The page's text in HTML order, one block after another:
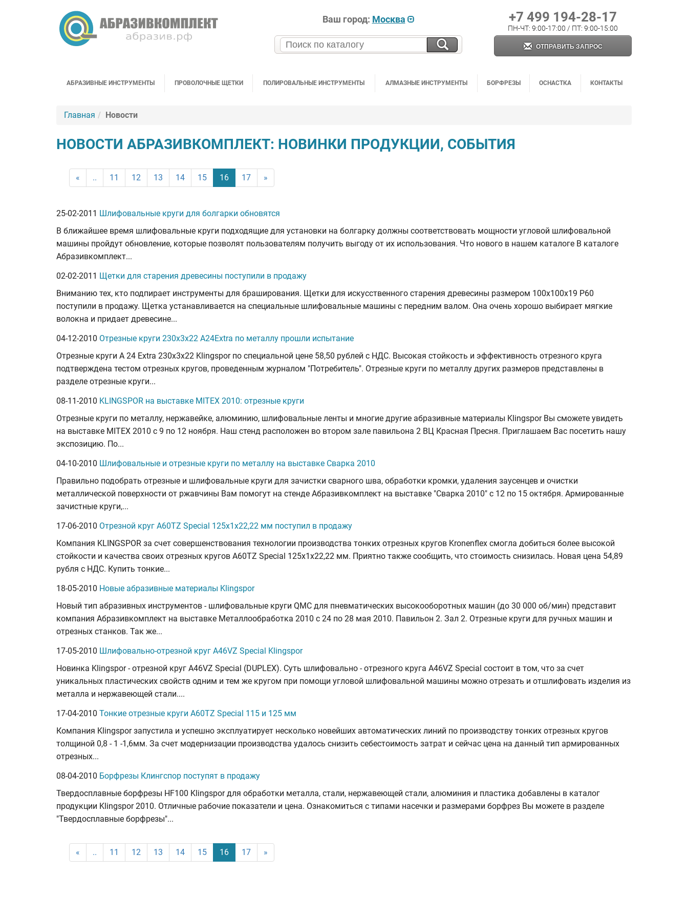
Ваш город: Москва +7 499 194-28-17
ПН-ЧТ: 9:00-17:00 / ПТ: 9:00-15:00
ОТПРАВИТЬ ЗАПРОС
АБРАЗИВНЫЕ ИНСТРУМЕНТЫ ПРОВОЛОЧНЫЕ ЩЕТКИ ПОЛИРОВАЛЬНЫЕ ИНСТРУМЕНТЫ АЛМАЗНЫЕ ИНСТРУМЕНТЫ БОРФРЕЗЫ ОСНАСТКА КОНТАКТЫ
Главная Новости
НОВОСТИ АБРАЗИВКОМПЛЕКТ: НОВИНКИ ПРОДУКЦИИ, СОБЫТИЯ
« .. 11 12 13 14 15 16(current)
17 »
25-02-2011 Шлифовальные круги для болгарки обновятся
В ближайшее время шлифовальные круги подходящие для установки на болгарку должны соответствовать мощности угловой шлифовальной
машины пройдут обновление, которые позволят пользователям получить выгоду от их использования. Что нового в нашем каталоге В каталоге
Абразивкомплект...
02-02-2011 Щетки для старения древесины поступили в продажу
Вниманию тех, кто подпирает инструменты для браширования. Щетки для искусственного старения древесины размером 100х100х19 P60
поступили в продажу. Щетка устанавливается на специальные шлифовальные машины с передним валом. Она очень хорошо выбирает мягкие
волокна и придает древесине...
04-12-2010 Отрезные круги 230х3х22 A24Extra по металлу прошли испытание
Отрезные круги A 24 Extra 230х3х22 Klingspor по специальной цене 58,50 рублей с НДС. Высокая стойкость и эффективность отрезного круга
подтверждена тестом отрезных кругов, проведенным журналом "Потребитель". Отрезные круги по металлу других размеров представлены в
разделе отрезные круги...
08-11-2010 KLINGSPOR на выставке MITEX 2010: отрезные круги
Отрезные круги по металлу, нержавейке, алюминию, шлифовальные ленты и многие другие абразивные материалы Klingspor Вы сможете увидеть
на выставке MITEX 2010 с 9 по 12 ноября. Наш стенд расположен во втором зале павильона 2 ВЦ Красная Пресня. Приглашаем Вас посетить нашу
экспозицию. По...
04-10-2010 Шлифовальные и отрезные круги по металлу на выставке Сварка 2010
Правильно подобрать отрезные и шлифовальные круги для зачистки сварного шва, обработки кромки, удаления заусенцев и очистки
металлической поверхности от ржавчины Вам помогут на стенде Абразивкомплект на выставке "Сварка 2010" с 12 по 15 октября. Армированные
зачистные круги,...
17-06-2010 Отрезной круг A60TZ Special 125x1x22,22 мм поступил в продажу
Компания KLINGSPOR за счет совершенствования технологии производства тонких отрезных кругов Kronenflex смогла добиться более высокой
стойкости и качества своих отрезных кругов A60TZ Special 125x1x22,22 мм. Приятно также сообщить, что стоимость снизилась. Новая цена 54,89
рубля с НДС. Купить тонкие...
18-05-2010 Новые абразивные материалы Klingspor
Новый тип абразивных инструментов - шлифовальные круги QMC для пневматических высокооборотных машин (до 30 000 об/мин) представит
компания Абразивкомплект на выставке Металлообработка 2010 с 24 по 28 мая 2010. Павильон 2. Зал 2. Отрезные круги для ручных машин и
отрезных станков. Так же...
17-05-2010 Шлифовально-отрезной круг A46VZ Special Klingspor
Новинка Klingspor - отрезной круг A46VZ Special (DUPLEX). Суть шлифовально - отрезного круга A46VZ Special состоит в том, что за счет
уникальных пластических свойств одним и тем же кругом при помощи угловой шлифовальной машины можно отрезать и отшлифовать изделия из
металла и нержавеющей стали....
17-04-2010 Тонкие отрезные круги A60TZ Special 115 и 125 мм
Компания Klingspor запустила и успешно эксплуатирует несколько новейших автоматических линий по производству тонких отрезных кругов
толщиной 0,8 - 1 -1,6мм. За счет модернизации производства удалось снизить себестоимость затрат и сейчас цена на данный тип армированных
отрезных...
08-04-2010 Борфрезы Клингспор поступят в продажу
Твердосплавные борфрезы HF100 Klingspor для обработки металла, стали, нержавеющей стали, алюминия и пластика добавлены в каталог
продукции Klingspor 2010. Отличные рабочие показатели и цена. Ознакомиться с типами насечки и размерами борфрез Вы можете в разделе
"Твердосплавные борфрезы"...
« .. 11 12 13 14 15 16(current)
17 »